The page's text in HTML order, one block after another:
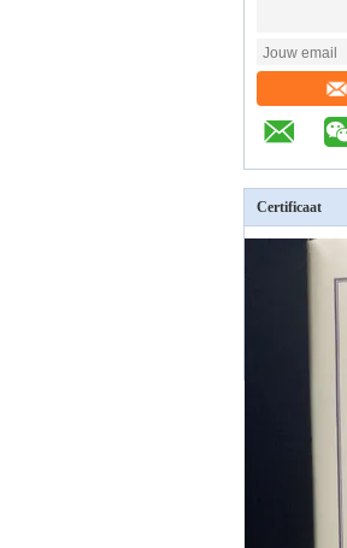
Certificaat